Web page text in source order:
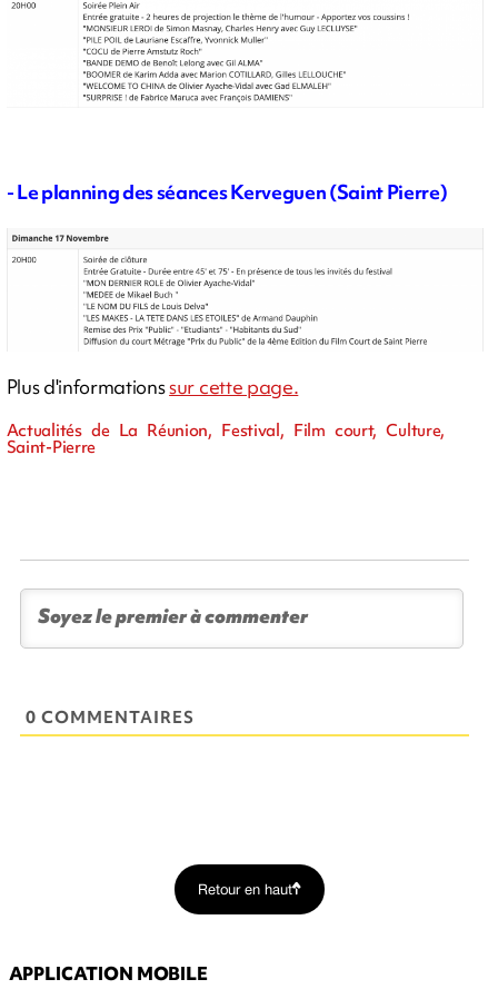
- Le planning des séances Kerveguen (Saint Pierre)
Plus d'informationssur cette page.
Actualités de La Réunion, Festival, Film court, Culture,
Saint-Pierre
0 COMMENTAIRES
Retour en haut
APPLICATION MOBILE